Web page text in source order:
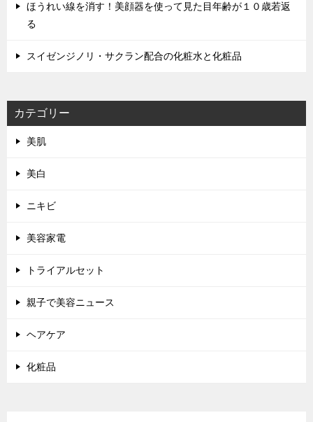
ほうれい線を消す！美顔器を使って見た目年齢が１０歳若返
る
スイゼンジノリ・サクラン配合の化粧水と化粧品
カテゴリー
美肌
美白
ニキビ
美容家電
トライアルセット
親子で美容ニュース
ヘアケア
化粧品